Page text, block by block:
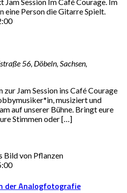
56, Döbeln, Sachsen,
zur Jam Session ins Café Courage
musiziert und
auf unserer Bühne. Bringt eure
Stimmen oder […]
der Analogfotografie